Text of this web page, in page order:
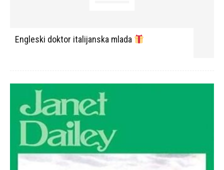
Engleski doktor italijanska mlada